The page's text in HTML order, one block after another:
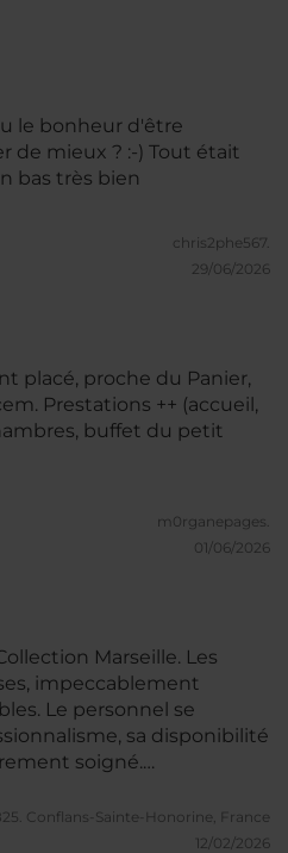
le bonheur d'être
de mieux ? :-) Tout était
bas très bien
chris2phe567.
29/06/2026
placé, proche du Panier,
buffet du petit
m0rganepages.
01/06/2026
Marseille. Les
impeccablement
Le personnel se
sa disponibilité
soigné.
d’un emplacement idéal,
facilement les principaux
déjeuner est de grande
Conflans-Sainte-Honorine, France
12/02/2026